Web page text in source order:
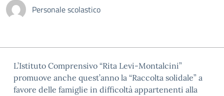
Personale scolastico
L’Istituto Comprensivo “Rita Levi-Montalcini”
promuove anche quest’anno la “Raccolta solidale” a
favore delle famiglie in difficoltà appartenenti alla